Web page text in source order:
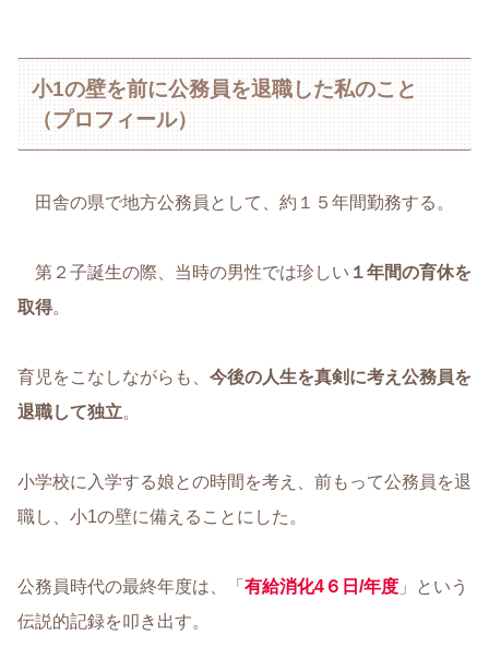
小1の壁を前に公務員を退職した私のこと
（プロフィール）
田舎の県で地方公務員として、約１５年間勤務する。
第２子誕生の際、当時の男性では珍しい １年間の育休を
取得。
育児をこなしながらも、 今後の人生を真剣に考え公務員を
退職して独立。
小学校に入学する娘との時間を考え、前もって公務員を退
職し、小1の壁に備えることにした。
公務員時代の最終年度は、「 有給消化4６日/年度 」という
伝説的記録を叩き出す。